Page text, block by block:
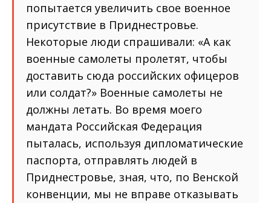
попытается увеличить свое военное
присутствие в Приднестровье.
Некоторые люди спрашивали: «А как
военные самолеты пролетят, чтобы
доставить сюда российских офицеров
или солдат?» Военные самолеты не
должны летать. Во время моего
мандата Российская Федерация
пыталась, используя дипломатические
паспорта, отправлять людей в
Приднестровье, зная, что, по Венской
конвенции, мы не вправе отказывать